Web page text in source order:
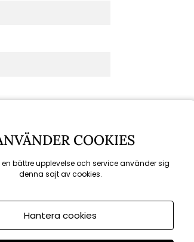
COOKIES
bättre upplevelse och service använder sig
denna sajt av cookies.
Hantera cookies